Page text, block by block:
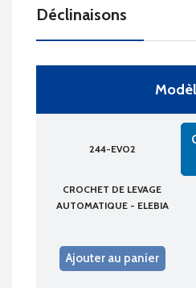
Déclinaisons
244-EVO2
CROCHET DE LEVAGE
AUTOMATIQUE - ELEBIA
Ajouter au panier